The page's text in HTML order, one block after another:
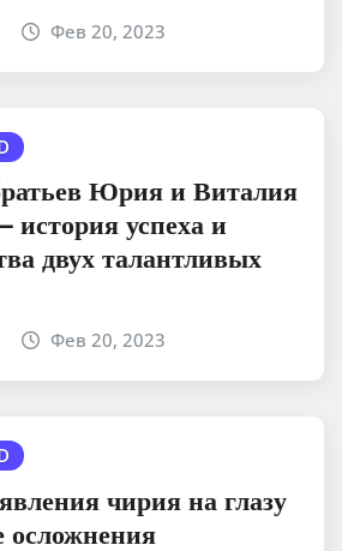
Фев 20, 2023
Юрия и Виталия
успеха и
двух талантливых
Фев 20, 2023
чирия на глазу